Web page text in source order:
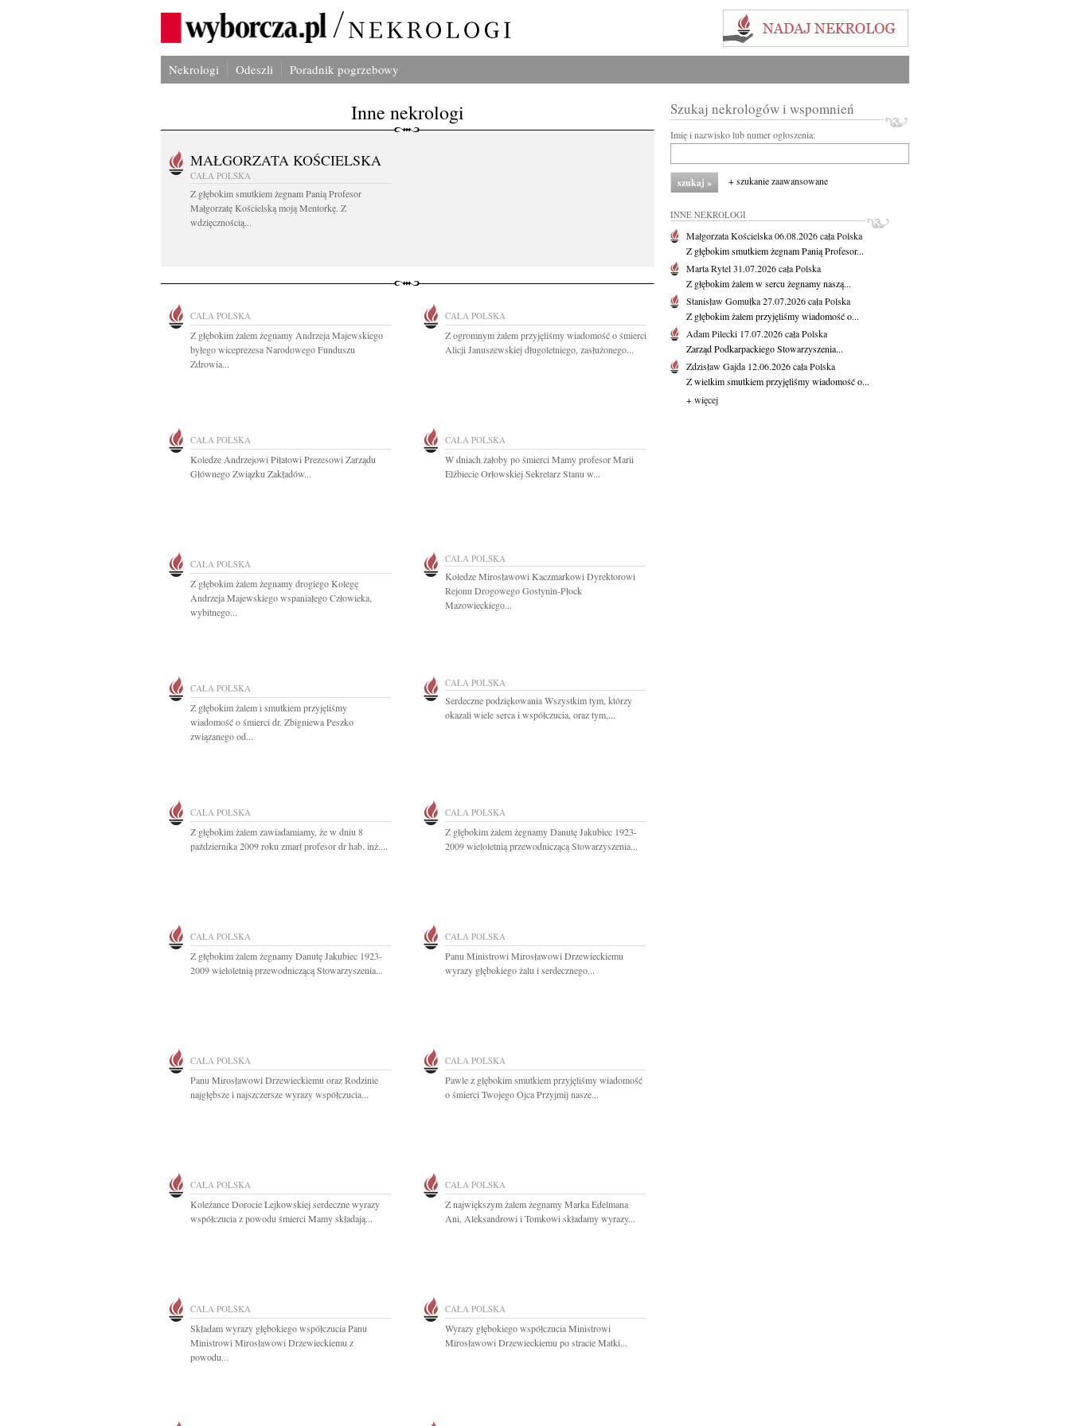
Nekrologi Odeszli Poradnik pogrzebowy
Inne nekrologi
MAŁGORZATA KOŚCIELSKA
CAŁA POLSKA
Z głębokim smutkiem żegnam Panią Profesor
Małgorzatę Kościelską moją Mentorkę. Z
wdzięcznością...
CAŁA POLSKA
Z głębokim żalem żegnamy Andrzeja Majewskiego
byłego wiceprezesa Narodowego Funduszu
Zdrowia...
CAŁA POLSKA
Z ogromnym żalem przyjęliśmy wiadomość o śmierci
Alicji Januszewskiej długoletniego, zasłużonego...
CAŁA POLSKA
Koledze Andrzejowi Piłatowi Prezesowi Zarządu
Głównego Związku Zakładów...
CAŁA POLSKA
W dniach żałoby po śmierci Mamy profesor Marii
Elżbiecie Orłowskiej Sekretarz Stanu w...
CAŁA POLSKA
Z głębokim żalem żegnamy drogiego Kolegę
Andrzeja Majewskiego wspaniałego Człowieka,
wybitnego...
CAŁA POLSKA
Koledze Mirosławowi Kaczmarkowi Dyrektorowi
Rejonu Drogowego Gostynin-Płock
Mazowieckiego...
CAŁA POLSKA
Z głębokim żalem i smutkiem przyjęliśmy
wiadomość o śmierci dr. Zbigniewa Peszko
związanego od...
CAŁA POLSKA
Serdeczne podziękowania Wszystkim tym, którzy
okazali wiele serca i współczucia, oraz tym,...
CAŁA POLSKA
Z głębokim żalem zawiadamiamy, że w dniu 8
października 2009 roku zmarł profesor dr hab. inż....
CAŁA POLSKA
Z głębokim żalem żegnamy Danutę Jakubiec 1923-
2009 wieloletnią przewodniczącą Stowarzyszenia...
CAŁA POLSKA
Z głębokim żalem żegnamy Danutę Jakubiec 1923-
2009 wieloletnią przewodniczącą Stowarzyszenia...
CAŁA POLSKA
Panu Ministrowi Mirosławowi Drzewieckiemu
wyrazy głębokiego żalu i serdecznego...
CAŁA POLSKA
Panu Mirosławowi Drzewieckiemu oraz Rodzinie
najgłębsze i najszczersze wyrazy współczucia...
CAŁA POLSKA
Pawle z głębokim smutkiem przyjęliśmy wiadomość
o śmierci Twojego Ojca Przyjmij nasze...
CAŁA POLSKA
Koleżance Dorocie Lejkowskiej serdeczne wyrazy
współczucia z powodu śmierci Mamy składają...
CAŁA POLSKA
Z największym żalem żegnamy Marka Edelmana
Ani, Aleksandrowi i Tomkowi składamy wyrazy...
CAŁA POLSKA
Składam wyrazy głębokiego współczucia Panu
Ministrowi Mirosławowi Drzewieckiemu z
powodu...
CAŁA POLSKA
Wyrazy głębokiego współczucia Ministrowi
Mirosławowi Drzewieckiemu po stracie Matki...
Szukaj nekrologów i wspomnień
Imię i nazwisko lub numer ogłoszenia:
+ szukanie zaawansowane
INNE NEKROLOGI
Małgorzata Kościelska06.08.2026cała Polska
Z głębokim smutkiem żegnam Panią Profesor...
Marta Rytel31.07.2026cała Polska
Z głębokim żalem w sercu żegnamy naszą...
Stanisław Gomułka27.07.2026cała Polska
Z głębokim żalem przyjęliśmy wiadomość o...
Adam Pilecki 17.07.2026cała Polska
Zarząd Podkarpackiego Stowarzyszenia...
Zdzisław Gajda 12.06.2026cała Polska
Z wielkim smutkiem przyjęliśmy wiadomość o...
+ więcej